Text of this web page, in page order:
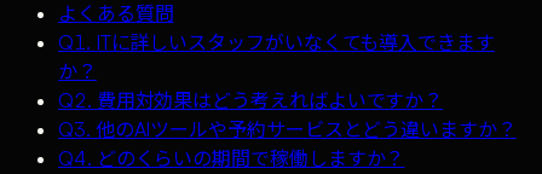
よくある質問
Q1. ITに詳しいスタッフがいなくても導入できます
か？
Q2. 費用対効果はどう考えればよいですか？
Q3. 他のAIツールや予約サービスとどう違いますか？
Q4. どのくらいの期間で稼働しますか？